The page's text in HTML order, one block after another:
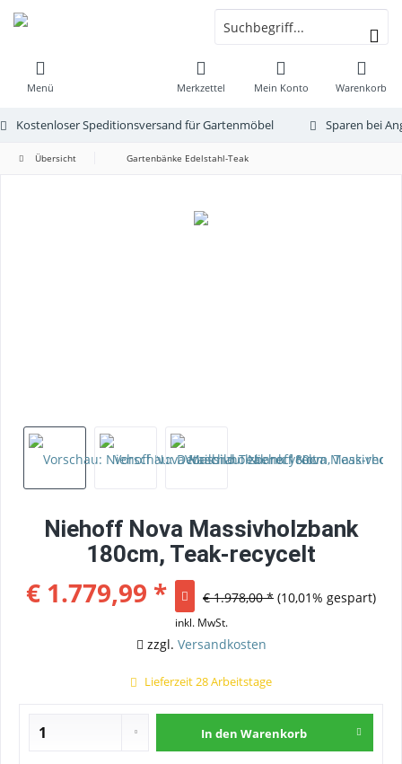
Menü Warenkorb
Merkzettel Mein Konto
Kostenloser Speditionsversand für Gartenmöbel Sparen bei
Übersicht Gartenbänke Edelstahl-Teak
Niehoff Nova Massivholzbank
180cm, Teak-recycelt
€ 1.779,99 * € 1.978,00 * (10,01% gespart)
inkl. MwSt.
zzgl. Versandkosten
Lieferzeit 28 Arbeitstage
In den Warenkorb